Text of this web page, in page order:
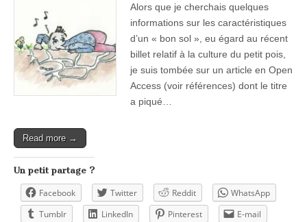
Alors que je cherchais quelques
informations sur les caractéristiques
d’un « bon sol », eu égard au récent
billet relatif à la culture du petit pois,
je suis tombée sur un article en Open
Access (voir références) dont le titre
a piqué…
Read more →
Un petit partage ?
Facebook Twitter Reddit
WhatsApp
Tumblr
LinkedIn Pinterest
E-mail